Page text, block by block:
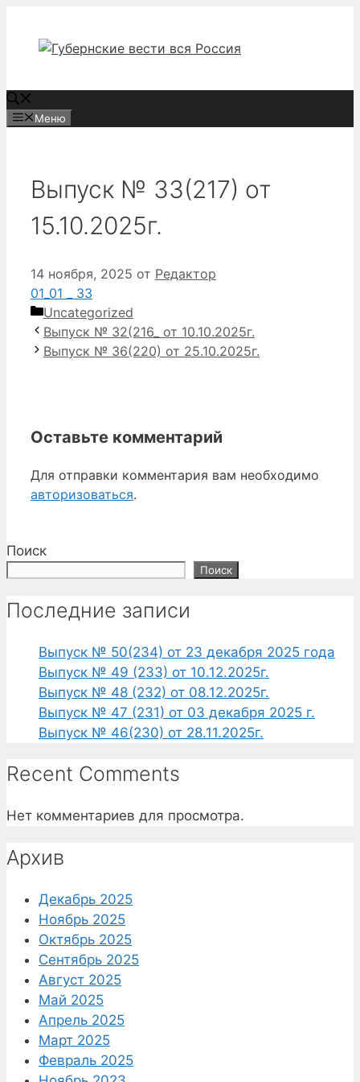
содержимому
Меню
Выпуск № 33(217) от
15.10.2025г.
14 ноября, 2025 от Редактор
01_01 _ 33
Рубрики
Uncategorized
Выпуск № 32(216_ от 10.10.2025г.
Выпуск № 36(220) от 25.10.2025г.
Оставьте комментарий
Для отправки комментария вам необходимо
авторизоваться.
Поиск
Поиск
Последние записи
Выпуск № 50(234) от 23 декабря 2025 года
Выпуск № 49 (233) от 10.12.2025г.
Выпуск № 48 (232) от 08.12.2025г.
Выпуск № 47 (231) от 03 декабря 2025 г.
Выпуск № 46(230) от 28.11.2025г.
Recent Comments
Нет комментариев для просмотра.
Архив
Декабрь 2025
Ноябрь 2025
Октябрь 2025
Сентябрь 2025
Август 2025
Май 2025
Апрель 2025
Март 2025
Февраль 2025